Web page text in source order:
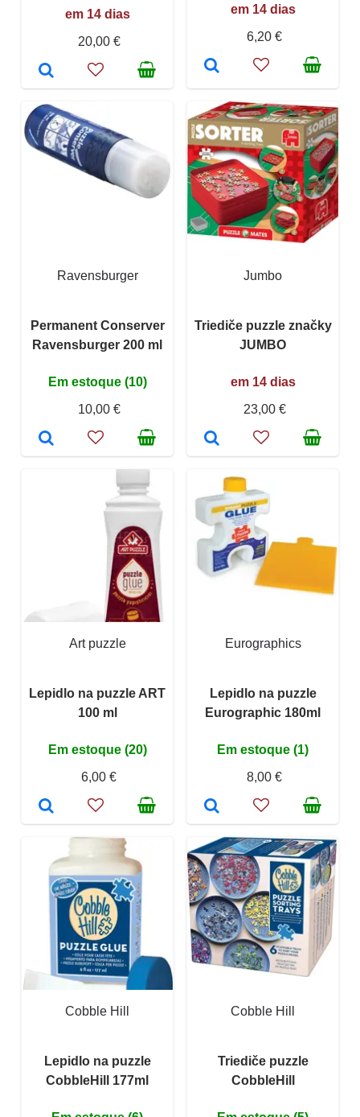
em 14 dias
20,00 €
em 14 dias
6,20 €
Ravensburger
Permanent Conserver
Ravensburger 200 ml
Em estoque (10)
10,00 €
Jumbo
Triediče puzzle značky
JUMBO
em 14 dias
23,00 €
Art puzzle
Lepidlo na puzzle ART
100 ml
Em estoque (20)
6,00 €
Eurographics
Lepidlo na puzzle
Eurographic 180ml
Em estoque (1)
8,00 €
Cobble Hill
Lepidlo na puzzle
CobbleHill 177ml
Cobble Hill
Triediče puzzle
CobbleHill